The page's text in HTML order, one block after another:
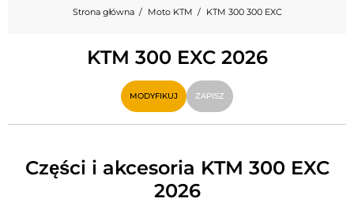
UBRANIA MOTOCYKLOWE DAMSKIE
MX; ENDURO I TRIAL
HIGH-TECH MOTOCYKLOWY
PODUSZKA POWIETRZNA MOTOCYKLOWA
CZĘŚCI MOTOCYKLOWE I NARZĘDZIA
AKCESORIA MOTOCYKLOWE
Strona główna Moto KTM KTM 300 300 EXC
KTM 300 EXC 2026
MODYFIKUJ ZAPISZ
Części i akcesoria KTM 300 EXC
2026